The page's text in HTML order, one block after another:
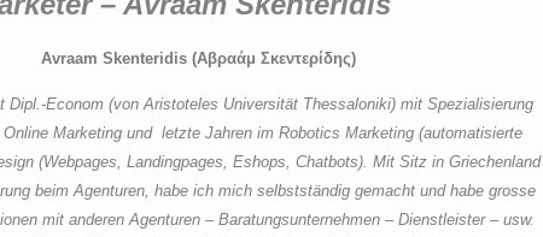
Avraam Skenteridis (Αβραάμ Σκεντερίδης)
Dipl.-Econom (von Aristoteles Universität Thessaloniki) mit Spezialisierung
Marketing und letzte Jahren im Robotics Marketing (automatisierte
(Webpages, Landingpages, Eshops, Chatbots). Mit Sitz in Griechenland
beim Agenturen, habe ich mich selbstständig gemacht und habe grosse
mit anderen Agenturen – Baratungsunternehmen – Dienstleister – usw.